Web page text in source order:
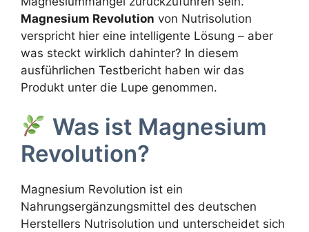
Magnesium Revolution von Nutrisolution
verspricht hier eine intelligente Lösung – aber
was steckt wirklich dahinter? In diesem
ausführlichen Testbericht haben wir das
Produkt unter die Lupe genommen.
Was ist Magnesium
Revolution?
Magnesium Revolution ist ein
Nahrungsergänzungsmittel des deutschen
Herstellers Nutrisolution und unterscheidet sich